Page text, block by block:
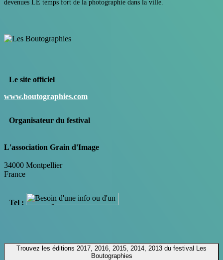
devenues LE temps fort de la photographie dans la ville.
Le site officiel
www.boutographies.com
Organisateur du festival
L'association Grain d'Image
34000 Montpellier
France
Tel :
Trouvez les éditions 2017, 2016, 2015, 2014, 2013 du festival Les
Boutographies